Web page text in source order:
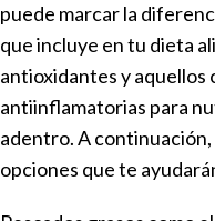
puede marcar la
que incluye en tu dieta
antioxidantes y aquellos
antiinflamatorias para
adentro. A
opciones que te